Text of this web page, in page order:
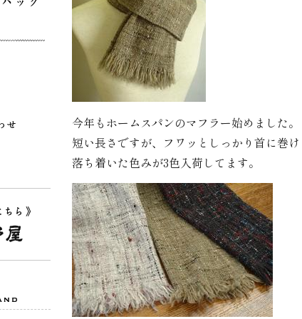
今年もホームスパンのマフラー始めました。
短い長さですが、フワッとしっかり首に巻け
落ち着いた色みが3色入荷してます。